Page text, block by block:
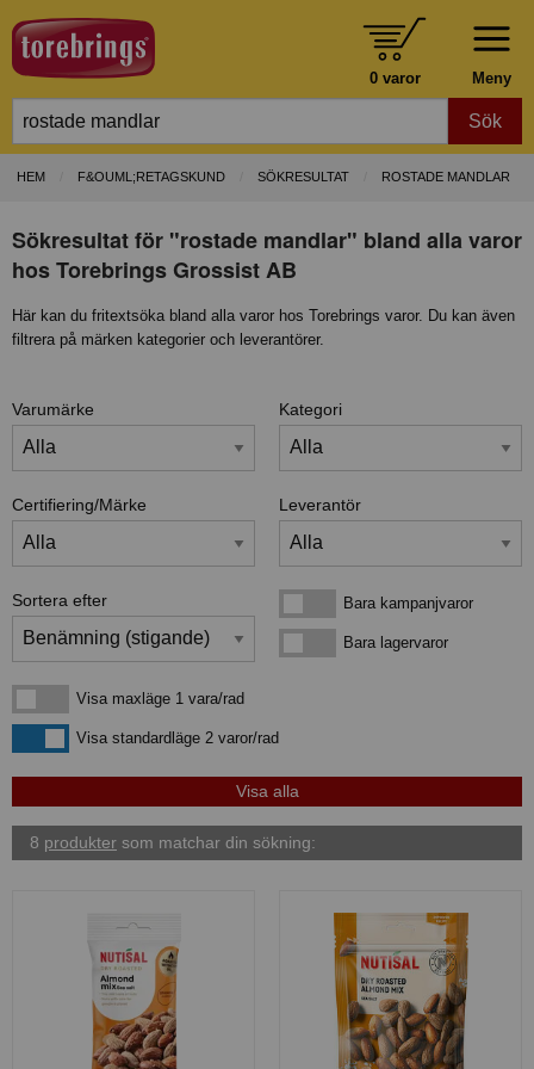
Meny
0 varor
Sök
HEM F&OUML;RETAGSKUND SÖKRESULTAT ROSTADE MANDLAR
Sökresultat för "rostade mandlar" bland alla varor
hos Torebrings Grossist AB
Här kan du fritextsöka bland alla varor hos Torebrings varor. Du kan även
filtrera på märken kategorier och leverantörer.
Varumärke Kategori
Certifiering/Märke Leverantör
Sortera efter Bara kampanjvarorBara kampanjvaror
Bara lagervarorBara lagervaror
Visa maxläge 1 vara/rad
Visa maxläge 1 vara/rad
Visa standardlägeVisa standardläge 2 varor/rad
8 produkter som matchar din sökning: